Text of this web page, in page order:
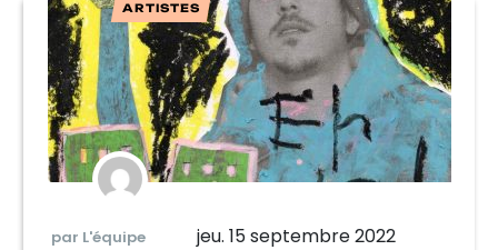
ARTISTES
par L'équipe jeu. 15 septembre 2022